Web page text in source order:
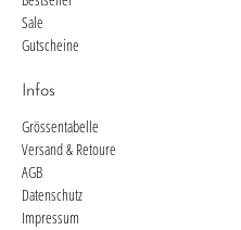
Sale
Gutscheine
Infos
Grössentabelle
Versand & Retoure
AGB
Datenschutz
Impressum